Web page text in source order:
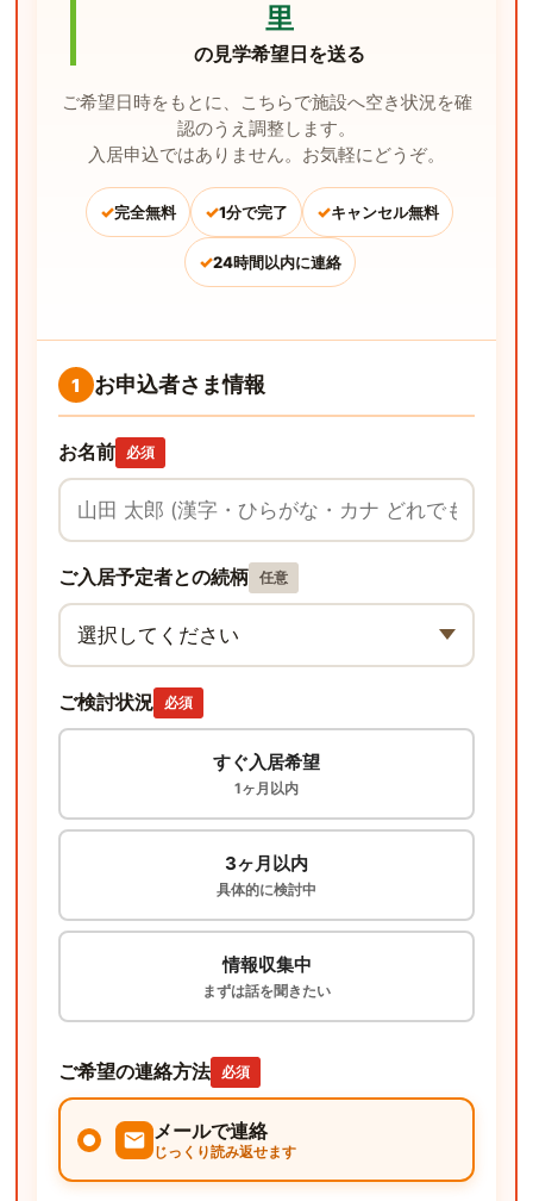
里
の見学希望日を送る
ご希望日時をもとに、こちらで施設へ空き状況を確
認のうえ調整します。
入居申込ではありません。お気軽にどうぞ。
✓完全無料 ✓1分で完了 ✓キャンセル無料
✓24時間以内に連絡
1 お申込者さま情報
お名前 必須
ご入居予定者との続柄 任意
ご検討状況 必須
すぐ入居希望
1ヶ月以内
3ヶ月以内
具体的に検討中
情報収集中
まずは話を聞きたい
ご希望の連絡方法 必須
メールで連絡
じっくり読み返せます